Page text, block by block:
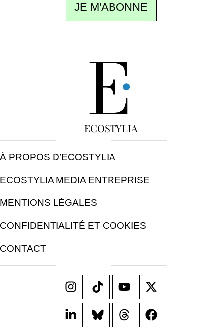
JE M'ABONNE
ECOSTYLIA
À PROPOS D’ECOSTYLIA
ECOSTYLIA MEDIA ENTREPRISE
MENTIONS LÉGALES
CONFIDENTIALITÉ ET COOKIES
CONTACT